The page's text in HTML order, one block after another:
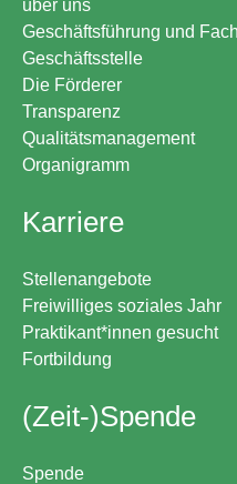
über uns
Geschäftsführung und
Geschäftsstelle
Die Förderer
Transparenz
Qualitätsmanagement
Organigramm
Karriere
Stellenangebote
Freiwilliges soziales Jahr
Praktikant*innen gesucht
Fortbildung
(Zeit-)Spende
Spende